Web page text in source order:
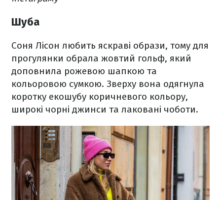
Шуба
Соня Лісон любить яскраві образи, тому для
прогулянки обрала жовтий гольф, який
доповнила рожевою шапкою та
кольоровою сумкою. Зверху вона одягнула
коротку екошубу коричневого кольору,
широкі чорні джинси та лаковані чоботи.